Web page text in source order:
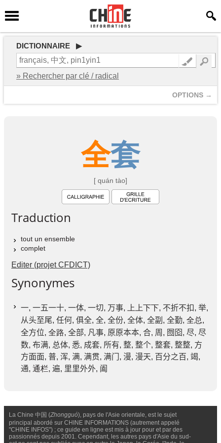
DICTIONNAIRE ▶
» Rechercher par clé / radical
OPTIONS →
全套
[ quán tào]
Traduction
tout un ensemble
complet
Editer (projet CFDICT)
Synonymes
一, 一五一十, 一体, 一切, 万事, 上上下下, 不折不扣 , 举,
从头至尾, 任何, 俱全, 全, 全份, 全体, 全副 , 全勤, 全总,
全方位, 全路, 全部, 凡事, 原原本本, 合, 周 , 囫囵 , 尽, 尽
数, 布满, 总体, 悉, 成套, 所有, 整, 整个, 整套, 整整, 方
方面面, 普, 浑, 满, 满贯, 满门 , 漫, 漫天, 百分之百, 竭,
通, 通栏, 遍, 里里外外, 阖
La Chine 中国 (Zhongguó), pays de l'Asie orientale, est le sujet
principal abordé sur CHINE INFORMATIONS (autrement appelé
"CHINE INFOS") ; ce guide en ligne est mis à jour pour et par des
passionnés depuis 2001. Cependant, les autres pays d'Asie du sud-